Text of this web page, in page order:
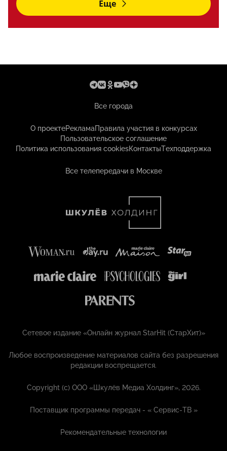
Еще
Все города
О проектеРекламаПравила участия в конкурсах
Пользовательское соглашение
Политика использования cookiesКонтактыТехподдержка
Все телепередачи в Москве
Сетевое издание «Онлайн журнал StarHit (СтарХит)»
Любое воспроизведение материалов сайта без разрешения
редакции воспрещается.
Copyright (с) ООО «Шкулёв Медиа Холдинг», 2026.
Поставщик программы передач - «Сервис-ТВ »
Рекомендательные технологии